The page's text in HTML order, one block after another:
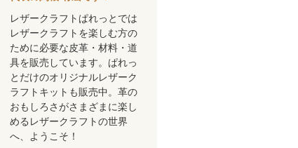
レザークラフトぱれっとでは
レザークラフトを楽しむ方の
ために必要な皮革・材料・道
具を販売しています。ぱれっ
とだけのオリジナルレザーク
ラフトキットも販売中。革の
おもしろさがさまざまに楽し
めるレザークラフトの世界
へ、ようこそ！